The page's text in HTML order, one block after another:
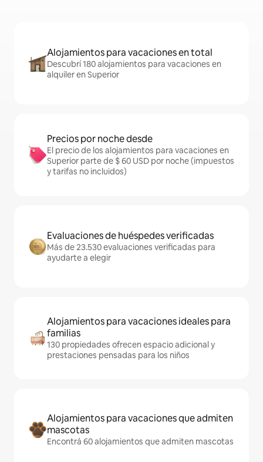
Alojamientos para vacaciones en total
Descubrí 180 alojamientos para vacaciones en
alquiler en Superior
Precios por noche desde
El precio de los alojamientos para vacaciones en
Superior parte de $ 60 USD por noche (impuestos
y tarifas no incluidos)
Evaluaciones de huéspedes verificadas
Más de 23.530 evaluaciones verificadas para
ayudarte a elegir
Alojamientos para vacaciones ideales para
familias
130 propiedades ofrecen espacio adicional y
prestaciones pensadas para los niños
Alojamientos para vacaciones que admiten
mascotas
Encontrá 60 alojamientos que admiten mascotas